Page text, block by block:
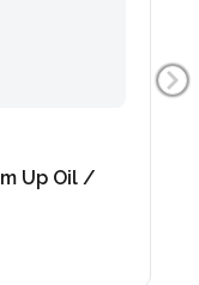
Up Oil /